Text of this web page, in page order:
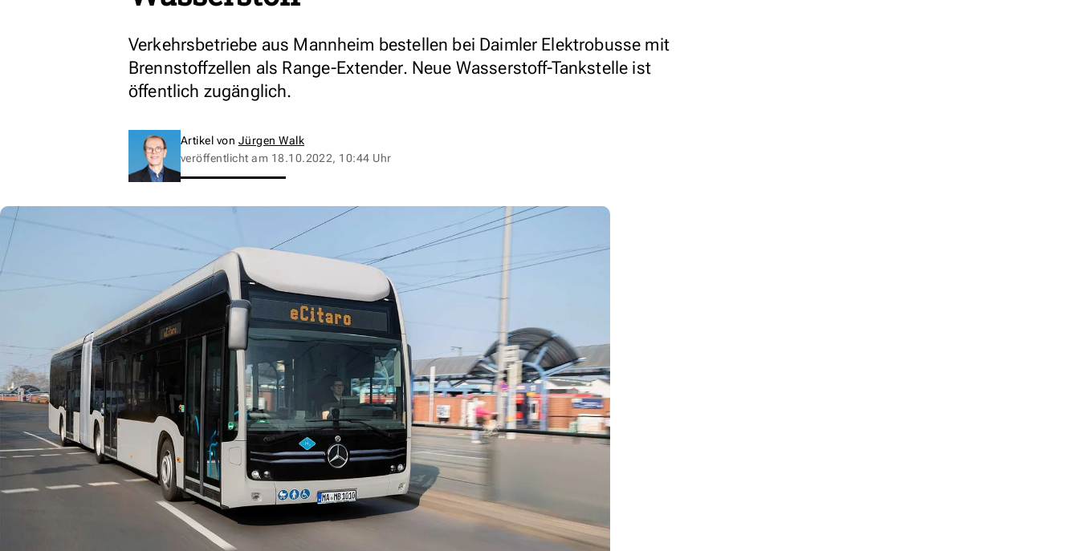
Verkehrsbetriebe aus Mannheim bestellen bei Daimler Elektrobusse mit
Brennstoffzellen als Range-Extender. Neue Wasserstoff-Tankstelle ist
öffentlich zugänglich.
Artikel von Jürgen Walk
veröffentlicht am 18.10.2022, 10:44 Uhr